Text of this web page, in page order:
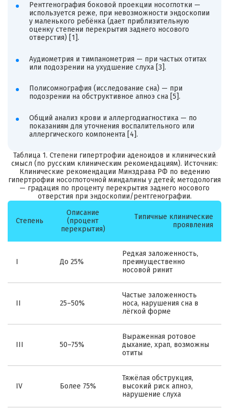
Рентгенография боковой проекции носоглотки —
используется реже, при невозможности эндоскопии
у маленького ребёнка (дает приблизительную
оценку степени перекрытия заднего носового
отверстия) [1].
Аудиометрия и тимпанометрия — при частых отитах
или подозрении на ухудшение слуха [3].
Полисомнография (исследование сна) — при
подозрении на обструктивное апноэ сна [5].
Общий анализ крови и аллергодиагностика — по
показаниям для уточнения воспалительного или
аллергического компонента [4].
Таблица 1. Степени гипертрофии аденоидов и клинический
смысл (по русским клиническим рекомендациям). Источник:
Клинические рекомендации Минздрава РФ по ведению
гипертрофии носоглоточной миндалины у детей; методология
— градация по проценту перекрытия заднего носового
отверстия при эндоскопии/рентгенографии.
Степень
Описание
(процент
перекрытия)
Типичные клинические
проявления
I До 25%
Редкая заложенность,
преимущественно
носовой ринит
II 25–50%
Частые заложенность
носа, нарушения сна в
лёгкой форме
III 50–75%
Выраженная ротовое
дыхание, храп, возможны
отиты
IV Более 75%
Тяжёлая обструкция,
высокий риск апноэ,
нарушение слуха